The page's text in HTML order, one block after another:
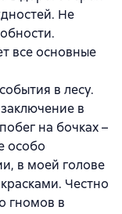
Не
все основные
в лесу.
в
на бочках –
особо
в моей голове
Честно
гномов в